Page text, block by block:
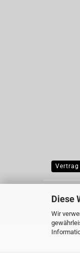
Diese
Wir